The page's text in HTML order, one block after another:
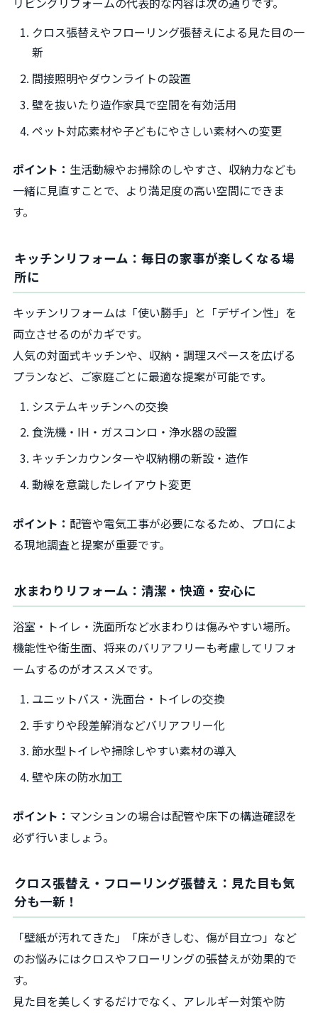
クロス張替えやフローリング張替えによる見た目の一
新
間接照明やダウンライトの設置
壁を抜いたり造作家具で空間を有効活用
ペット対応素材や子どもにやさしい素材への変更
ポイント： 生活動線やお掃除のしやすさ、収納力なども
一緒に見直すことで、より満足度の高い空間にできま
す。
キッチンリフォーム：毎日の家事が楽しくなる場
所に
キッチンリフォームは「使い勝手」と「デザイン性」を
両立させるのがカギです。
人気の対面式キッチンや、収納・調理スペースを広げる
プランなど、ご家庭ごとに最適な提案が可能です。
システムキッチンへの交換
食洗機・IH・ガスコンロ・浄水器の設置
キッチンカウンターや収納棚の新設・造作
動線を意識したレイアウト変更
ポイント： 配管や電気工事が必要になるため、プロによ
る現地調査と提案が重要です。
水まわりリフォーム：清潔・快適・安心に
浴室・トイレ・洗面所など水まわりは傷みやすい場所。
機能性や衛生面、将来のバリアフリーも考慮してリフォ
ームするのがオススメです。
ユニットバス・洗面台・トイレの交換
手すりや段差解消などバリアフリー化
節水型トイレや掃除しやすい素材の導入
壁や床の防水加工
ポイント： マンションの場合は配管や床下の構造確認を
必ず行いましょう。
クロス張替え・フローリング張替え：見た目も気
分も一新！
「壁紙が汚れてきた」「床がきしむ、傷が目立つ」など
のお悩みにはクロスやフローリングの張替えが効果的で
す。
見た目を美しくするだけでなく、アレルギー対策や防